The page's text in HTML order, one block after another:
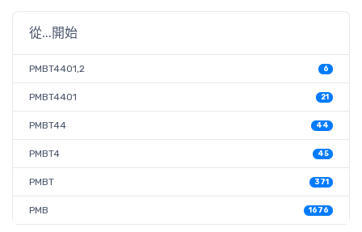
從...開始
PMBT4401,2 6
PMBT4401 21
PMBT44 44
PMBT4 45
PMBT 371
PMB 1676